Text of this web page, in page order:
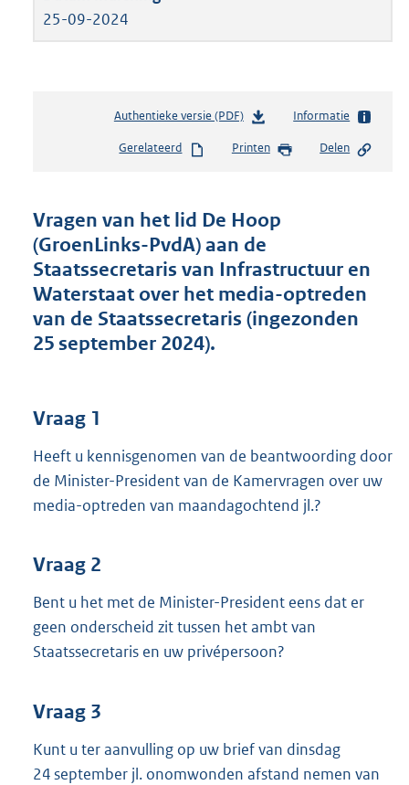
25-09-2024
Authentieke versie (PDF)b
s
n
d
s
g
r
o
K
b
Informatie
Gerelateerd Printen Delen
Vragen van het lid De Hoop
(GroenLinks-PvdA) aan de
Staatssecretaris van Infrastructuur en
Waterstaat over het media-optreden
van de Staatssecretaris (ingezonden
25 september 2024).
Vraag 1
Heeft u kennisgenomen van de beantwoording door
de Minister-President van de Kamervragen over uw
media-optreden van maandagochtend jl.?
Vraag 2
Bent u het met de Minister-President eens dat er
geen onderscheid zit tussen het ambt van
Staatssecretaris en uw privépersoon?
Vraag 3
Kunt u ter aanvulling op uw brief van dinsdag
24 september jl. onomwonden afstand nemen van